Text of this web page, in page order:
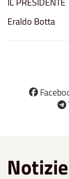
Eraldo Botta